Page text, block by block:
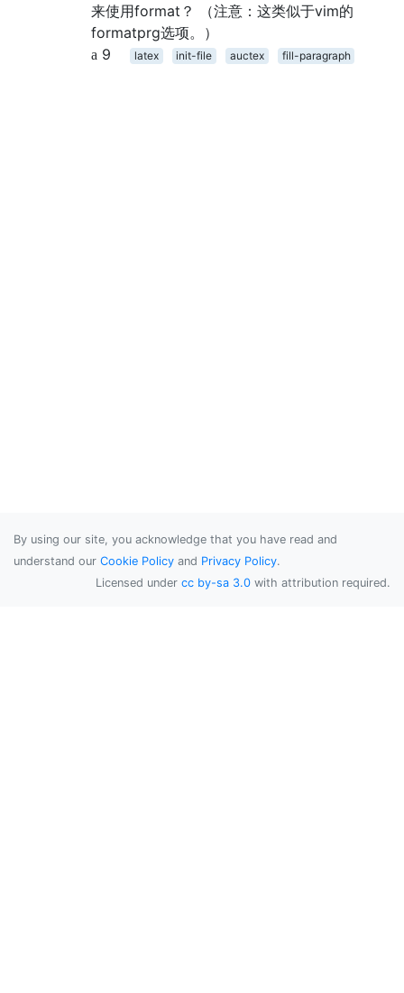
来使用format？ （注意：这类似于vim的
formatprg选项。）
9
latex init-file auctex fill-paragraph
By using our site, you acknowledge that you have read and
understand our Cookie Policy and Privacy Policy.
Licensed under cc by-sa 3.0 with attribution required.